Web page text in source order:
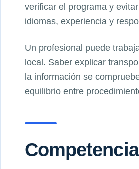
verificar el programa y
idiomas, experiencia y
Un profesional puede
local. Saber explicar
la información se
equilibrio entre